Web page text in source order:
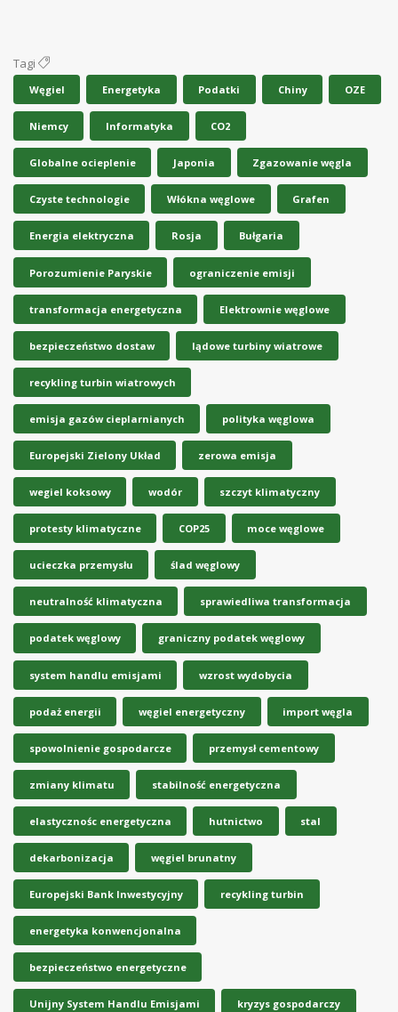
Tagi
Węgiel Energetyka Podatki Chiny OZE
Niemcy Informatyka CO2
Globalne ocieplenie Japonia Zgazowanie węgla
Czyste technologie Włókna węglowe Grafen
Energia elektryczna Rosja Bułgaria
Porozumienie Paryskie ograniczenie emisji
transformacja energetyczna Elektrownie węglowe
bezpieczeństwo dostaw lądowe turbiny wiatrowe
recykling turbin wiatrowych
emisja gazów cieplarnianych polityka węglowa
Europejski Zielony Układ zerowa emisja
wegiel koksowy wodór szczyt klimatyczny
protesty klimatyczne COP25 moce węglowe
ucieczka przemysłu ślad węglowy
neutralność klimatyczna sprawiedliwa transformacja
podatek węglowy graniczny podatek węglowy
system handlu emisjami wzrost wydobycia
podaż energii węgiel energetyczny import węgla
spowolnienie gospodarcze przemysł cementowy
zmiany klimatu stabilność energetyczna
elastycznośc energetyczna hutnictwo stal
dekarbonizacja węgiel brunatny
Europejski Bank Inwestycyjny recykling turbin
energetyka konwencjonalna
bezpieczeństwo energetyczne
Unijny System Handlu Emisjami kryzys gospodarczy